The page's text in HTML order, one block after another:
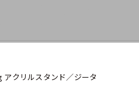
クリルスタンド／ジータ